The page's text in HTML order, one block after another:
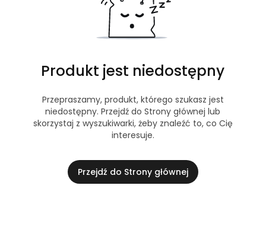
Produkt jest niedostępny
Przepraszamy, produkt, którego szukasz jest
niedostępny. Przejdź do Strony głównej lub
skorzystaj z wyszukiwarki, żeby znaleźć to, co Cię
interesuje.
Przejdź do Strony głównej